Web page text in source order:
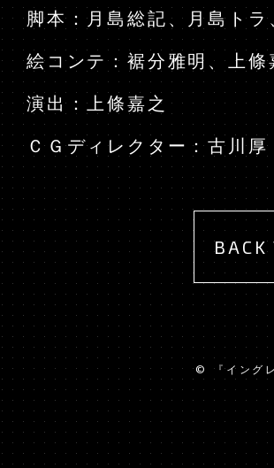
JAPANESE
脚本：月島総記、月島トラ
絵コンテ：裾分雅明、上
演出：上條嘉之
ＣＧディレクター：古川厚
BACK
© 『イング